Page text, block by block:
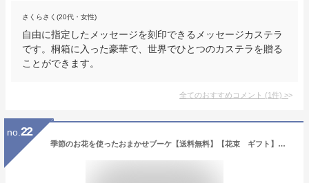
さくらさく(20代・女性)
自由に指定したメッセージを刻印できるメッセージカステラ
です。桐箱に入った豪華で、世界でひとつのカステラを贈る
ことができます。
全てのおすすめコメント (1件) >
no. 22
季節のお花を使ったおまかせブーケ【送料無料】【花束 ギフト】【クリスマス】【スタイリッシュ】【ギフト 誕生日 花】【花を贈る】